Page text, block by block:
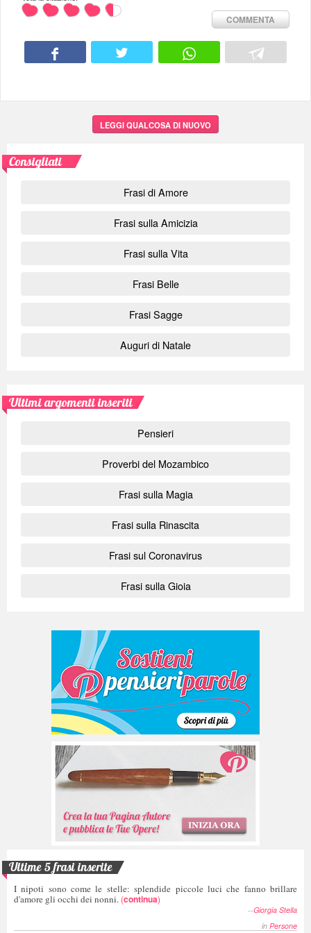
COMMENTA
LEGGI QUALCOSA DI NUOVO
Consigliati
Frasi di Amore
Frasi sulla Amicizia
Frasi sulla Vita
Frasi Belle
Frasi Sagge
Auguri di Natale
Ultimi argomenti inseriti
Pensieri
Proverbi del Mozambico
Frasi sulla Magia
Frasi sulla Rinascita
Frasi sul Coronavirus
Frasi sulla Gioia
Ultime 5 frasi inserite
I nipoti sono come le stelle: splendide piccole luci che fanno brillare
d'amore gli occhi dei nonni. (continua)
--Giorgia Stella
in Persone